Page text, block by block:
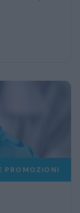
PROMOZIONI